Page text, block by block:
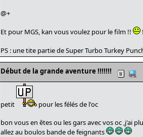
@+
Et pour MGS, kan vous voulez pour le film !!
PS : une tite partie de Super Turbo Turkey
Début de la grande aventure !!!!!!!
petit
pour les félés de l'oc
bon vous en êtes ou les gars avec vos oc ,j'ai
allez au boulos bande de feignants